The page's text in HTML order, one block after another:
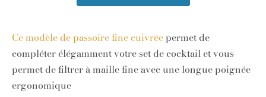
Ce modèle de passoire fine cuivréepermet de
compléter élégamment votre set de cocktail et vous
permet de filtrer à maille fine avec une longue poignée
ergonomique